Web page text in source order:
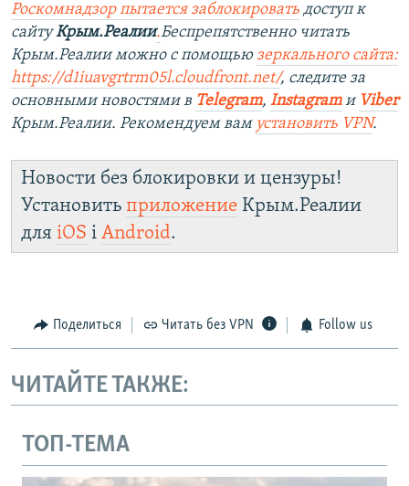
Роскомнадзор пытается заблокировать доступ к
сайтуКрым.Реалии.Беспрепятственно читать
Крым.Реалии можно с помощью зеркального сайта:
https://d1iuavgrtrm05l.cloudfront.net/, следите за
основными новостями в Telegram, Instagramи Viber
Крым.Реалии. Рекомендуем вам установить VPN.
Новости без блокировки и цензуры!
Установить приложение Крым.Реалии
для iOS і Android.
Поделиться Читать без VPN Follow us
ЧИТАЙТЕ ТАКЖЕ:
ТОП-ТЕМА